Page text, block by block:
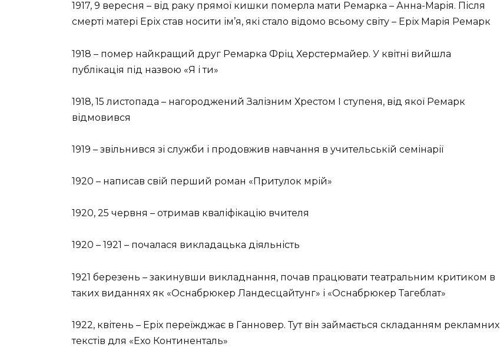
1917, 9 вересня – від раку прямої кишки померла мати Ремарка – Анна-Марія. Після
смерті матері Еріх став носити ім’я, які стало відомо всьому світу – Еріх Марія Ремарк
1918 – помер найкращий друг Ремарка Фріц Херстермайер. У квітні вийшла
публікація під назвою «Я і ти»
1918, 15 листопада – нагороджений Залізним Хрестом I ступеня, від якої Ремарк
відмовився
1919 – звільнився зі служби і продовжив навчання в учительській семінарії
1920 – написав свій перший роман «Притулок мрій»
1920, 25 червня – отримав кваліфікацію вчителя
1920 – 1921 – почалася викладацька діяльність
1921 березень – закинувши викладнання, почав працювати театральним критиком в
таких виданнях як «Оснабрюкер Ландесцайтунг» і «Оснабрюкер Тагеблат»
1922, квітень – Еріх переїжджає в Ганновер. Тут він займається складанням рекламних
текстів для «Ехо Континенталь»